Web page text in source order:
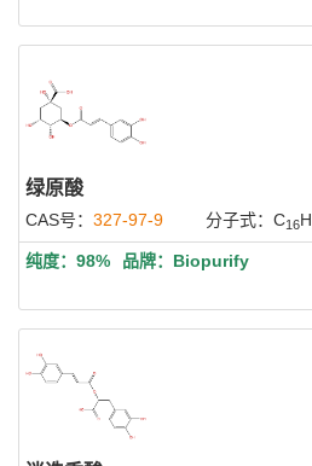
绿原酸
CAS号： 327-97-9 分子式：C16H
纯度：98% 品牌：Biopurify